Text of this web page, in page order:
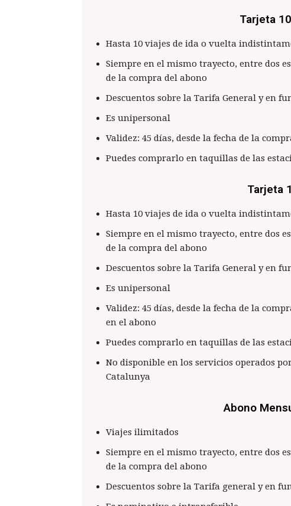
Tarjeta
Hasta 10 viajes de ida o vuelta
Siempre en el mismo trayecto, entre dos
de la compra del abono
Descuentos sobre la Tarifa General y en
Es unipersonal
Validez: 45 días, desde la fecha de la
Puedes comprarlo en taquillas de las
Tarjeta
Hasta 10 viajes de ida o vuelta
Siempre en el mismo trayecto, entre dos
de la compra del abono
Descuentos sobre la Tarifa General y en
Es unipersonal
Validez: 45 días, desde la fecha de la
en el abono
Puedes comprarlo en taquillas de las
No disponible en los servicios operados
Catalunya
Abono
Viajes ilimitados
Siempre en el mismo trayecto, entre dos
de la compra del abono
Descuentos sobre la Tarifa general y en